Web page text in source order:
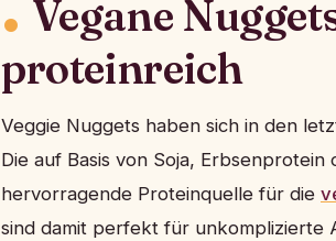
Vegane
proteinreich
Veggie Nuggets haben sich in den
Die auf Basis von Soja,
hervorragende Proteinquelle für die
sind damit perfekt für unkomplizierte